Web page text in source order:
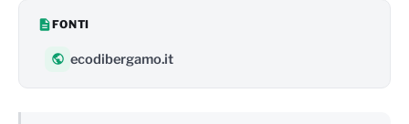
FONTI
ecodibergamo.it